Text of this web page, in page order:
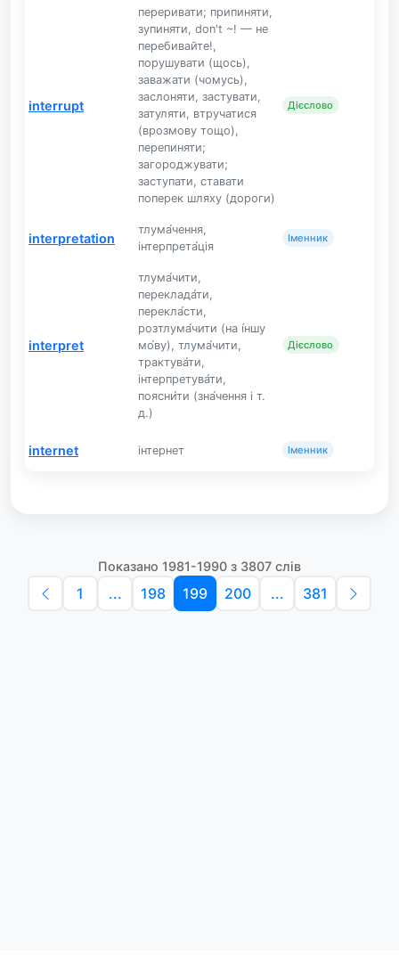
interrupt
переривати; припиняти,
зупиняти, don't ~! — не
перебивайте!,
порушувати (щось),
заважати (чомусь),
заслоняти, застувати,
затуляти, втручатися
(врозмову тощо),
перепиняти;
загороджувати;
заступати, ставати
поперек шляху (дороги)
Дієслово
interpretation
тлума́чення,
інтерпрета́ція
Іменник
interpret
тлума́чити,
переклада́ти,
перекла́сти,
розтлума́чити (на і́ншу
мо́ву), тлума́чити,
трактува́ти,
інтерпретува́ти,
поясни́ти (зна́чення і т.
д.)
Дієслово
internet інтернет Іменник
Показано 1981-1990 з 3807 слів
1 ... 198 199 200 ... 381